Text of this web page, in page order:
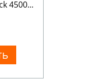
4500...